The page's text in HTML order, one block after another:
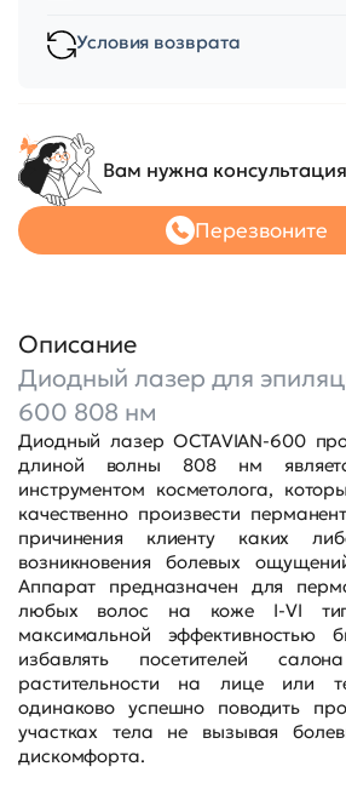
Условия возврата
Вам нужна
Перезвоните
Описание
Диодный лазер для
600 808 нм
Диодный лазер OCTAVIAN-600
длиной волны 808 нм
инструментом косметолога,
качественно произвести
причинения клиенту каких
возникновения болевых
Аппарат предназначен для
любых волос на коже I-VI
максимальной эффективностью
избавлять посетителей
растительности на лице или
одинаково успешно поводить
участках тела не вызывая
дискомфорта.